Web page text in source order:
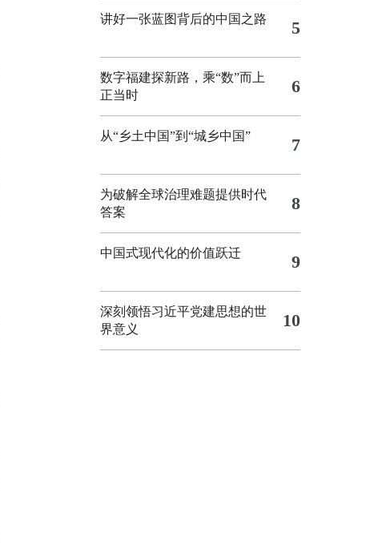
讲好一张蓝图背后的中国之路 5
数字福建探新路，乘“数”而上
正当时
6
从“乡土中国”到“城乡中国” 7
为破解全球治理难题提供时代
答案
8
中国式现代化的价值跃迁 9
深刻领悟习近平党建思想的世
界意义
10